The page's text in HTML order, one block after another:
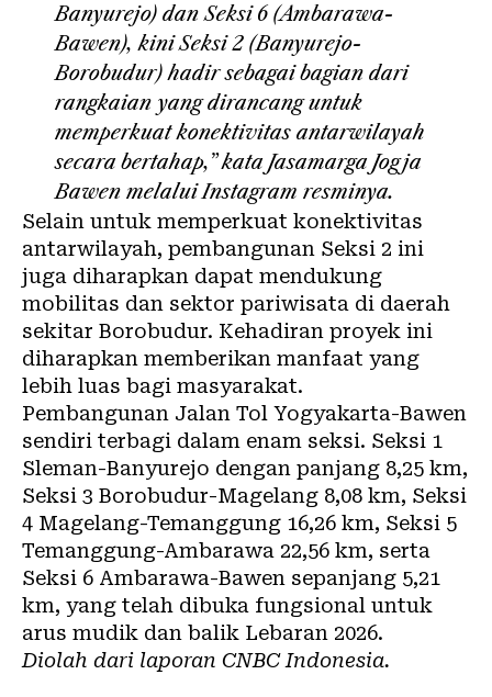
Banyurejo) dan Seksi 6 (Ambarawa-
Bawen), kini Seksi 2 (Banyurejo-
Borobudur) hadir sebagai bagian dari
rangkaian yang dirancang untuk
memperkuat konektivitas antarwilayah
secara bertahap,” kata Jasamarga Jogja
Bawen melalui Instagram resminya.
Selain untuk memperkuat konektivitas
antarwilayah, pembangunan Seksi 2 ini
juga diharapkan dapat mendukung
mobilitas dan sektor pariwisata di daerah
sekitar Borobudur. Kehadiran proyek ini
diharapkan memberikan manfaat yang
lebih luas bagi masyarakat.
Pembangunan Jalan Tol Yogyakarta-Bawen
sendiri terbagi dalam enam seksi. Seksi 1
Sleman-Banyurejo dengan panjang 8,25 km,
Seksi 3 Borobudur-Magelang 8,08 km, Seksi
4 Magelang-Temanggung 16,26 km, Seksi 5
Temanggung-Ambarawa 22,56 km, serta
Seksi 6 Ambarawa-Bawen sepanjang 5,21
km, yang telah dibuka fungsional untuk
arus mudik dan balik Lebaran 2026.
Diolah dari laporan CNBC Indonesia.